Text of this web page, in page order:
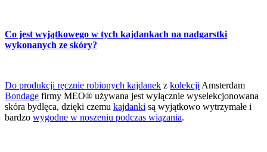
Co jest wyjątkowego w tych kajdankach na nadgarstki
wykonanych ze skóry?
Do produkcji ręcznie robionych kajdanek z kolekcji Amsterdam
Bondage firmy MEO® używana jest wyłącznie wyselekcjonowana
skóra bydlęca, dzięki czemu kajdanki są wyjątkowo wytrzymałe i
bardzo wygodne w noszeniu podczas wiązania.